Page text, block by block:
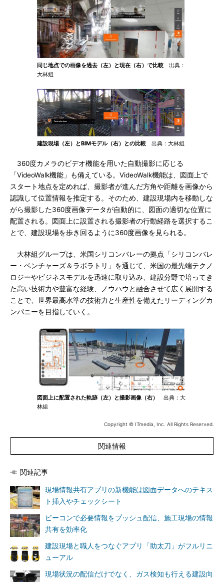
同じ地点での画像を過去（左）と現在（右）で比較 出典：
大林組
建設現場（左）とBIMモデル（右）との比較 出典：大林組
360度カメラのビデオ機能を用いた自動撮影に応じる
「VideoWalk機能」も備えている。VideoWalk機能は、図面上で
スタート地点を定めれば、撮影者が進んだ方角や距離を画像から
認識して位置情報を推定する。そのため、建設現場内を移動しな
がら撮影した360度画像データが自動的に、図面の適切な位置に
配置される。図面上に設置される撮影者の行動経路を選択するこ
とで、建設現場を歩き回るように360度画像を見られる。
大林組グループは、米国シリコンバレーの拠点「シリコンバレ
ー・ベンチャーズ＆ラボラトリ」を通じて、米国の最先端テクノ
ロジーやビジネスモデルを迅速に取り込み、建設分野で培ってき
た高い技術力や豊富な経験、ノウハウと融合させて広く展開する
ことで、世界最高水準の技術力と生産性を備えたリーディングカ
ンパニーを目指していく。
図面上に配置された軌跡（左）と撮影画像（右）
出典：大
林組
Copyright © ITmedia, Inc. All Rights Reserved.
関連情報
関連記事
現場情報共有アプリの新機能は図面データへのテキス
ト挿入やチェックシート
ビーコンで必要情報をプッシュ配信、施工現場の情報
共有を効率化
建設現場と職人をつなぐアプリ「助太刀」がフルリニ
ューアル
現場状況の配信だけでなく、ガス検知も行える建設向